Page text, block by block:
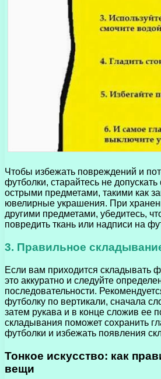
Чтобы избежать повреждений и
футболки, старайтесь не
острыми предметами, такими как
ювелирные украшения. При
другими предметами, убедитесь,
повредить ткань или надписи на
3. Правильное
Если вам приходится складывать
это аккуратно и следуйте
последовательности.
футболку по вертикали, сначала
затем рукава и в конце сложив ее
складывания поможет сохранить
футболки и избежать появления
Тонкое искусство: как
вещи